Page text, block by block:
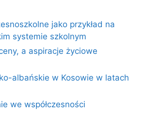
jako przykład na
systemie szkolnym
a aspiracje życiowe
albańskie w Kosowie w latach
we współczesności